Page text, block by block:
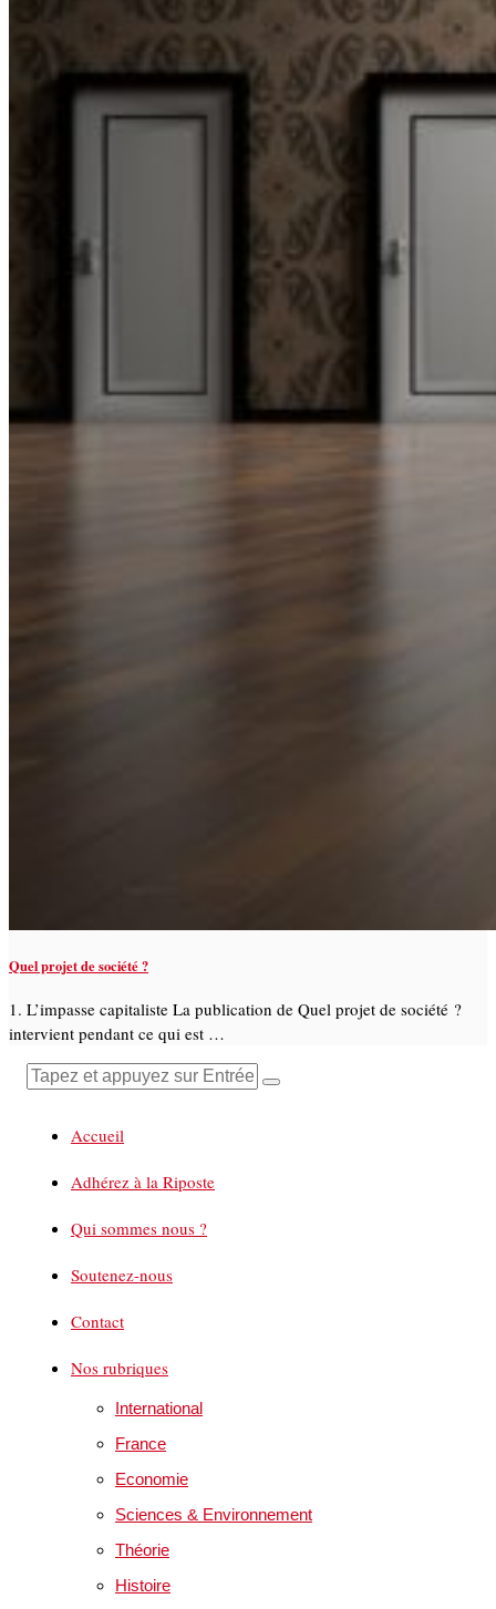
Quel projet de société ?
1. L’impasse capitaliste La publication de Quel projet de société ?
intervient pendant ce qui est …
Accueil
Adhérez à la Riposte
Qui sommes nous ?
Soutenez-nous
Contact
Nos rubriques
International
France
Economie
Sciences & Environnement
Théorie
Histoire